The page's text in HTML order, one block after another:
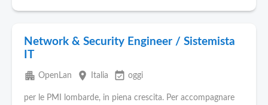
Network & Security Engineer / Sistemista
IT
apartment OpenLan place Italia event_available oggi
per le PMI lombarde, in piena crescita. Per accompagnare